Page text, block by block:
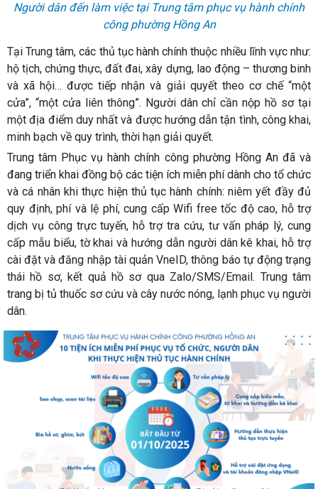
Người dân đến làm việc tại Trung tâm phục vụ hành chính
công phường Hồng An
Tại Trung tâm, các thủ tục hành chính thuộc nhiều lĩnh vực như:
hộ tịch, chứng thực, đất đai, xây dựng, lao động – thương binh
và xã hội… được tiếp nhận và giải quyết theo cơ chế “một
cửa”, “một cửa liên thông”. Người dân chỉ cần nộp hồ sơ tại
một địa điểm duy nhất và được hướng dẫn tận tình, công khai,
minh bạch về quy trình, thời hạn giải quyết.
Trung tâm Phục vụ hành chính công phường Hồng An đã và
đang triển khai đồng bộ các tiện ích miễn phí dành cho tổ chức
và cá nhân khi thực hiện thủ tục hành chính:niêm yết đầy đủ
quy định, phí và lệ phí, cung cấp Wifi free tốc độ cao, hỗ trợ
dịch vụ công trực tuyến, hỗ trợ tra cứu, tư vấn pháp lý, cung
cấp mẫu biểu, tờ khai và hướng dẫn người dân kê khai, hỗ trợ
cài đặt và đăng nhập tài quản VneID, thông báo tự động trạng
thái hồ sơ, kết quả hồ sơ qua Zalo/SMS/Email. Trung tâm
trang bị tủ thuốc sơ cứu và cây nước nóng, lạnh phục vụ người
dân.